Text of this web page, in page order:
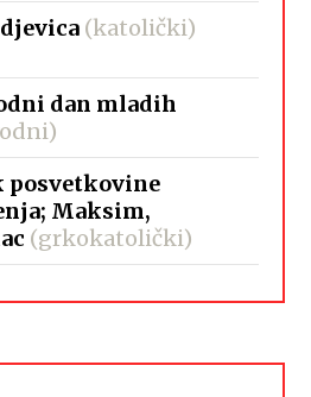
(katolički)
dan mladih
posvetkovine
Maksim,
(grkokatolički)